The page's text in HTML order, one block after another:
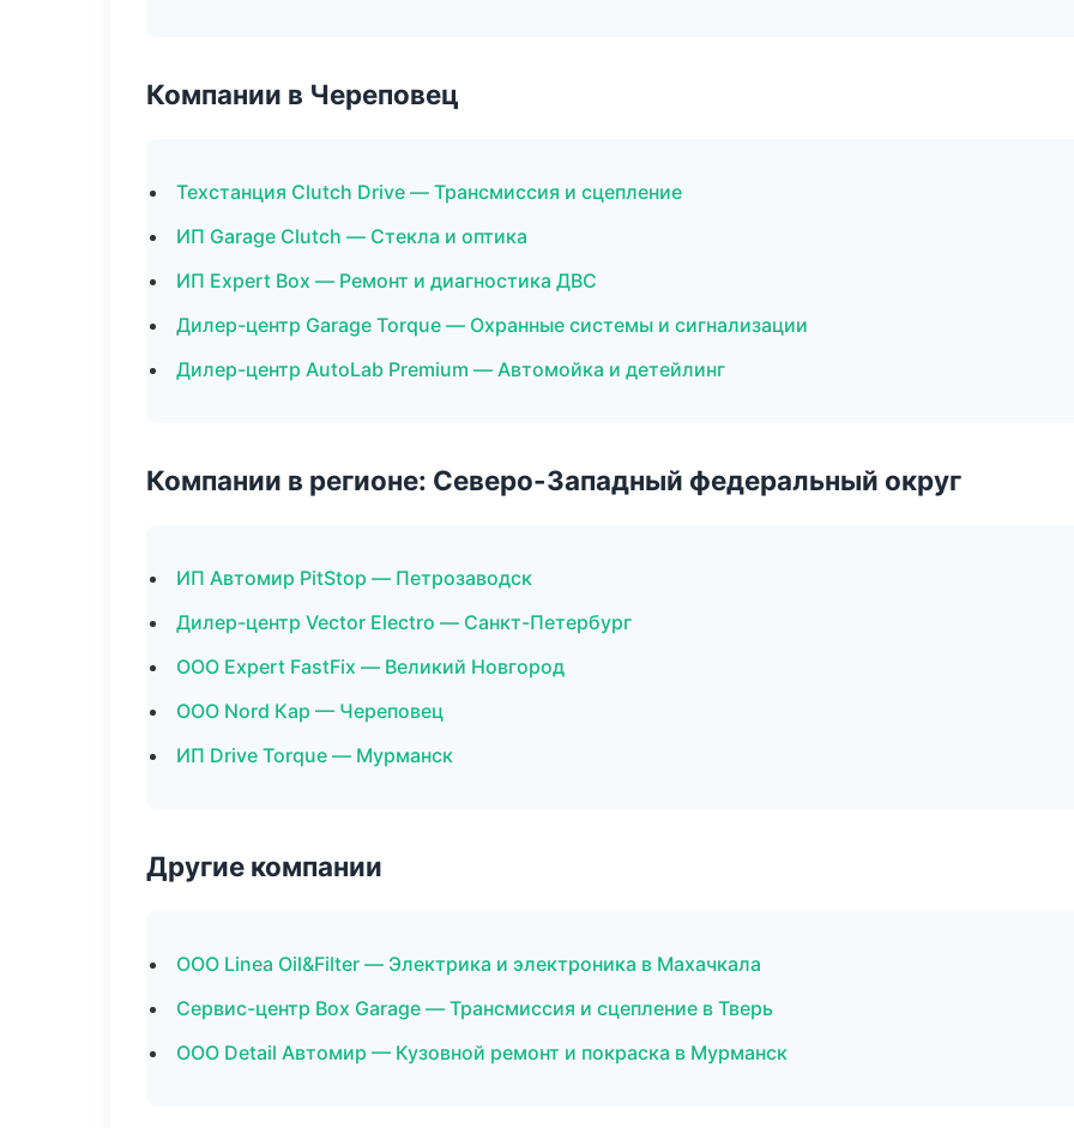
Компании в Череповец
Техстанция Clutch Drive — Трансмиссия и сцепление
ИП Garage Clutch — Стекла и оптика
ИП Expert Box — Ремонт и диагностика ДВС
Дилер-центр Garage Torque — Охранные системы и сигнализации
Дилер-центр AutoLab Premium — Автомойка и детейлинг
Компании в регионе: Северо-Западный федеральный округ
ИП Автомир PitStop — Петрозаводск
Дилер-центр Vector Electro — Санкт-Петербург
ООО Expert FastFix — Великий Новгород
ООО Nord Кар — Череповец
ИП Drive Torque — Мурманск
Другие компании
ООО Linea Oil&Filter — Электрика и электроника в Махачкала
Сервис-центр Box Garage — Трансмиссия и сцепление в Тверь
ООО Detail Автомир — Кузовной ремонт и покраска в Мурманск